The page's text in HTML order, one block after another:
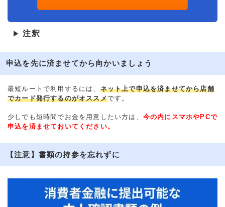
▶ 注釈
申込を先に済ませてから向かいましょう
最短ルートで利用するには、 ネット上で申込を済ませてから店舗
でカード発行するのがオススメです。
少しでも短時間でお金を用意したい方は、 今の内にスマホやPCで
申込を済ませておいてください。
【注意】書類の持参を忘れずに